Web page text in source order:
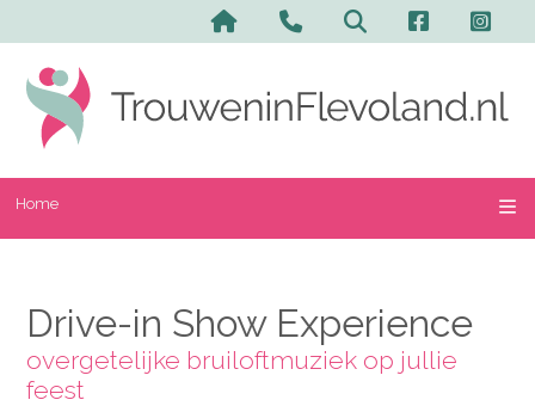
Home
Drive-in Show Experience
overgetelijke bruiloftmuziek op jullie
feest